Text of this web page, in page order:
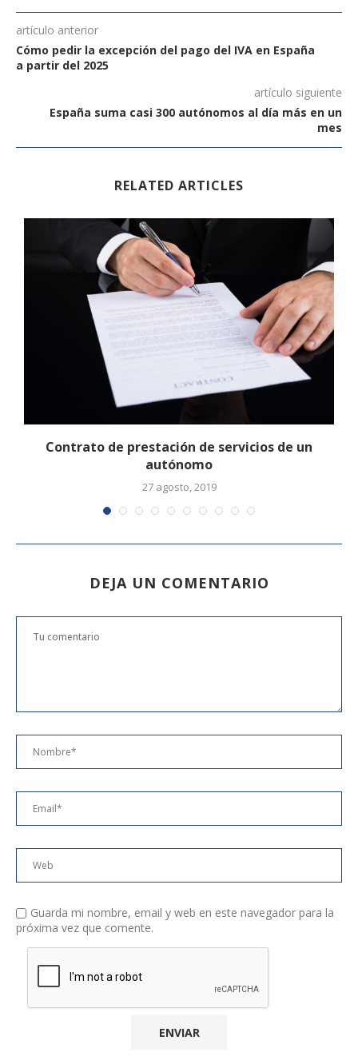
artículo anterior
Cómo pedir la excepción del pago del IVA en España
a partir del 2025
artículo siguiente
España suma casi 300 autónomos al día más en un
mes
RELATED ARTICLES
Contrato de prestación de servicios de un
autónomo
27 agosto, 2019
DEJA UN COMENTARIO
Guarda mi nombre, email y web en este navegador para la
próxima vez que comente.